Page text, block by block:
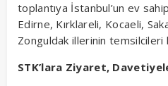
toplantıya İstanbul’un ev
Edirne, Kırklareli, Kocaeli,
Zonguldak illerinin temsilcileri
STK’lara Ziyaret,